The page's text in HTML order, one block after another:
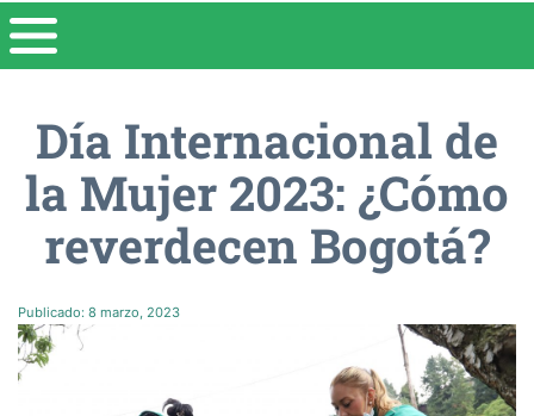
Día Internacional de
la Mujer 2023: ¿Cómo
reverdecen Bogotá?
Publicado: 8 marzo, 2023